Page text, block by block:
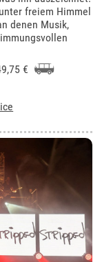
freiem Himmel
denen Musik,
€